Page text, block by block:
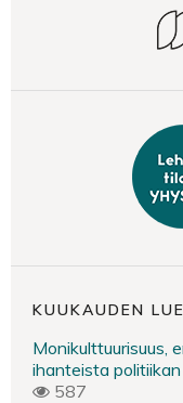
KUUKAUDEN
Monikulttuurisuus,
ihanteista
587